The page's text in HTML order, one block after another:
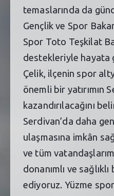
temaslarında da
Gençlik ve Spor
Spor Toto Teşkilat
destekleriyle hayata
Çelik, ilçenin spor
önemli bir yatırımın
kazandırılacağını
Serdivan’da daha
ulaşmasına imkân
ve tüm
donanımlı ve
ediyoruz. Yüzme
ATIK